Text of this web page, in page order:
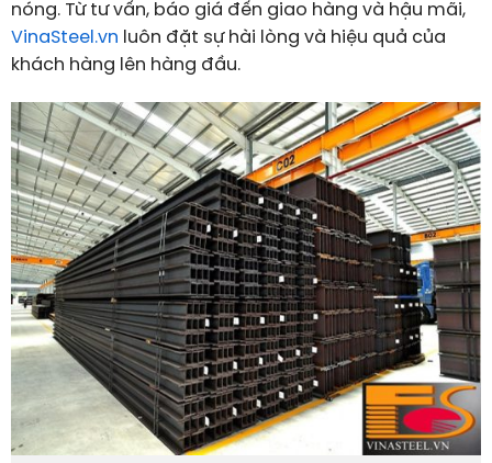
nóng. Từ tư vấn, báo giá đến giao hàng và hậu mãi,
VinaSteel.vn luôn đặt sự hài lòng và hiệu quả của
khách hàng lên hàng đầu.